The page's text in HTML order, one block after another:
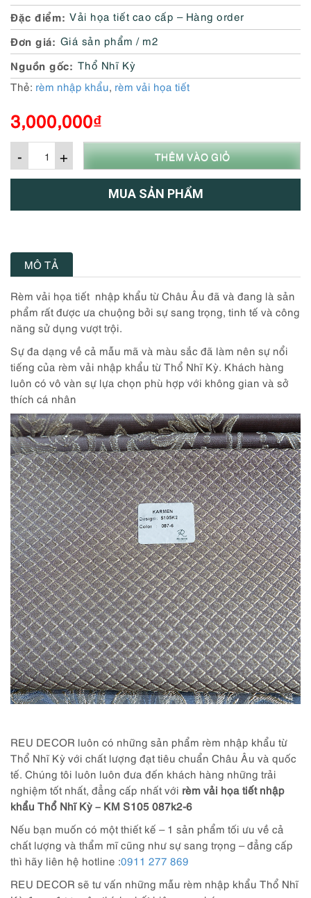
Đặc điểm Vải họa tiết cao cấp – Hàng order
Đơn giá Giá sản phẩm / m2
Nguồn gốc
Thổ Nhĩ Kỳ
Thẻ: rèm nhập khẩu, rèm vải họa tiết
3,000,000₫
+
- THÊM VÀO GIỎ
MUA SẢN PHẨM
MÔ TẢ
Rèm vải họa tiết nhập khẩu từ Châu Âu đã và đang là sản
phẩm rất được ưa chuộng bởi sự sang trọng, tinh tế và công
năng sử dụng vượt trội.
Sự đa dạng về cả mẫu mã và màu sắc đã làm nên sự nổi
tiếng của rèm vải nhập khẩu từ Thổ Nhĩ Kỳ. Khách hàng
luôn có vô vàn sự lựa chọn phù hợp với không gian và sở
thích cá nhân
REU DECOR luôn có những sản phẩm rèm nhập khẩu từ
Thổ Nhĩ Kỳ với chất lượng đạt tiêu chuẩn Châu Âu và quốc
tế. Chúng tôi luôn luôn đưa đến khách hàng những trải
nghiệm tốt nhất, đẳng cấp nhất với rèm vải họa tiết nhập
khẩu Thổ Nhĩ Kỳ – KM S105 087k2-6
Nếu bạn muốn có một thiết kế – 1 sản phẩm tối ưu về cả
chất lượng và thẩm mĩ cũng như sự sang trọng – đẳng cấp
thì hãy liên hệ hotline :0911 277 869
REU DECOR sẽ tư vấn những mẫu rèm nhập khẩu Thổ Nhĩ